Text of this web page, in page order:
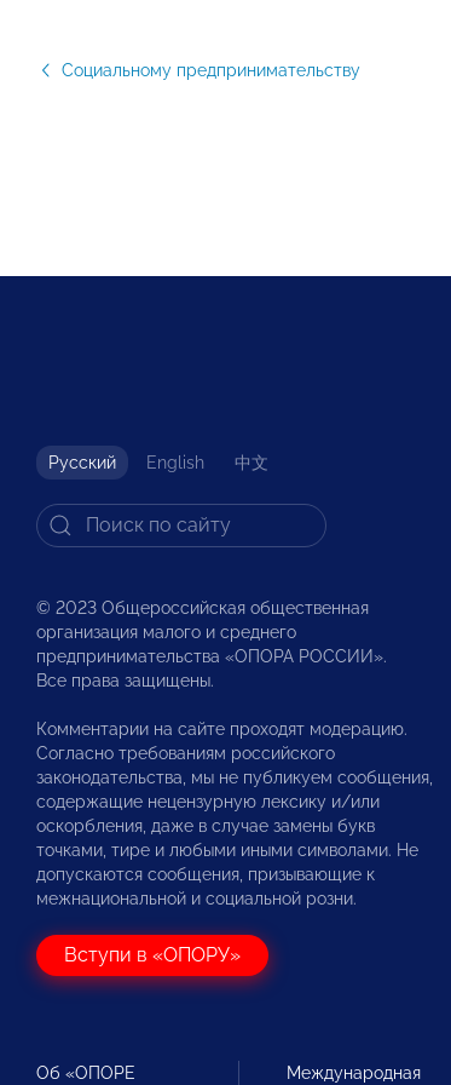
Социальному предпринимательству
Русский English 中文
© 2023 Общероссийская общественная
организация малого и среднего
предпринимательства «ОПОРА РОССИИ».
Все права защищены.
Комментарии на сайте проходят модерацию.
Согласно требованиям российского
законодательства, мы не публикуем сообщения,
содержащие нецензурную лексику и/или
оскорбления, даже в случае замены букв
точками, тире и любыми иными символами. Не
допускаются сообщения, призывающие к
межнациональной и социальной розни.
Вступи в «ОПОРУ»
Об «ОПОРЕ Международная